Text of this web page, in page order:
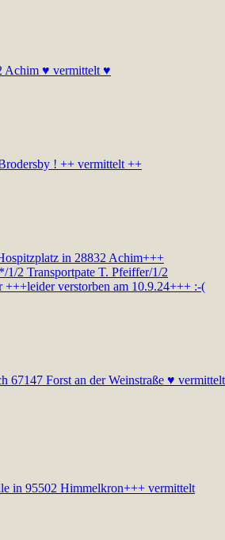
Achim ♥ vermittelt ♥
! ++ vermittelt ++
in 28832 Achim+++
1/2 Transportpate T. Pfeiffer/1/2
+++leider verstorben am 10.9.24+++ :-(
67147 Forst an der Weinstraße ♥ vermittelt
in 95502 Himmelkron+++ vermittelt